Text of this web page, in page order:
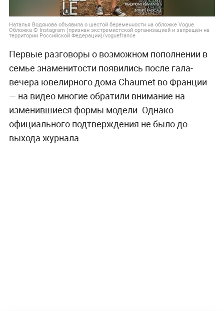
Наталья Водянова объявила о шестой беременности на обложке Vogue.
Обложка © Instagram (признан экстремистской организацией и запрещён на
территории Российской Федерации)/voguefrance
Первые разговоры о возможном пополнении в
семье знаменитости появились после гала-
вечера ювелирного дома Chaumet во Франции
— на видео многие обратили внимание на
изменившиеся формы модели. Однако
официального подтверждения не было до
выхода журнала.